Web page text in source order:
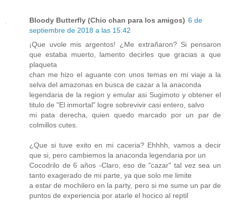
Bloody Butterfly (Chio chan para los amigos) 6 de
septiembre de 2018 a las 15:42
¡Que uvole mis argentos! ¿Me extrañaron? Si pensaron
que estaba muerto, lamento decirles que gracias a que
plaqueta
chan me hizo el aguante con unos temas en mi viaje a la
selva del amazonas en busca de cazar a la anaconda
legendaria de la region y emular asi Sugimoto y obtener el
titulo de "El inmortal" logre sobrevivir casi entero, salvo
mi pata derecha, quien quedo marcado por un par de
colmillos cutes.
¿Que si tuve exito en mi caceria? Ehhhh, vamos a decir
que si, pero cambiemos la anaconda legendaria por un
Cocodrilo de 6 años -Claro, eso de "cazar" tal vez sea un
tanto exagerado de mi parte, ya que solo me limite
a estar de mochilero en la party, pero si me sume un par de
puntos de experiencia por atarle el hocico al reptil